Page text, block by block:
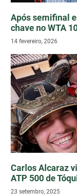
Após semifinal
chave no WTA
14 fevereiro, 2026
Carlos Alcaraz
ATP 500 de
23 setembro, 2025